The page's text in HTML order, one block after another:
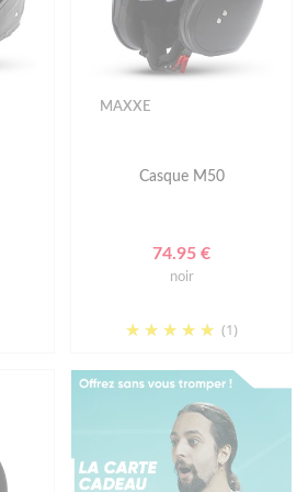
MAXXE
Casque M50
74.95 €
noir
(1)